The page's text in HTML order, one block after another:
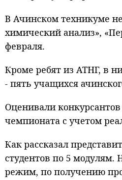
В Ачинском техникуме
химический анализ»,
февраля.
Кроме ребят из АТНГ, в
- пять учащихся
Оценивали
чемпионата с учетом
Как рассказал
студентов по 5
режим, по получению